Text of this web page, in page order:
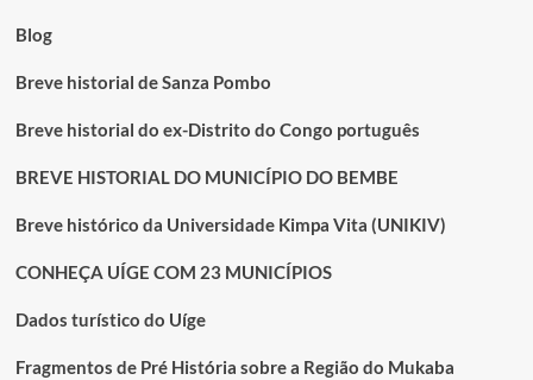
Blog
Breve historial de Sanza Pombo
Breve historial do ex-Distrito do Congo português
BREVE HISTORIAL DO MUNICÍPIO DO BEMBE
Breve histórico da Universidade Kimpa Vita (UNIKIV)
CONHEÇA UÍGE COM 23 MUNICÍPIOS
Dados turístico do Uíge
Fragmentos de Pré História sobre a Região do Mukaba